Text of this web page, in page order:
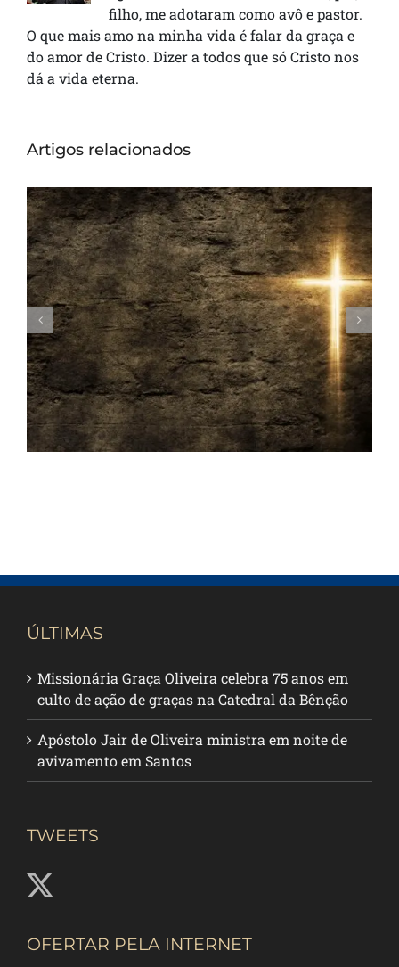
filho, me adotaram como avô e pastor.
O que mais amo na minha vida é falar da graça e
do amor de Cristo. Dizer a todos que só Cristo nos
dá a vida eterna.
Artigos relacionados
A gratidão e o sacrifício de Jesus
ÚLTIMAS
Missionária Graça Oliveira celebra 75 anos em
culto de ação de graças na Catedral da Bênção
Apóstolo Jair de Oliveira ministra em noite de
avivamento em Santos
TWEETS
OFERTAR PELA INTERNET